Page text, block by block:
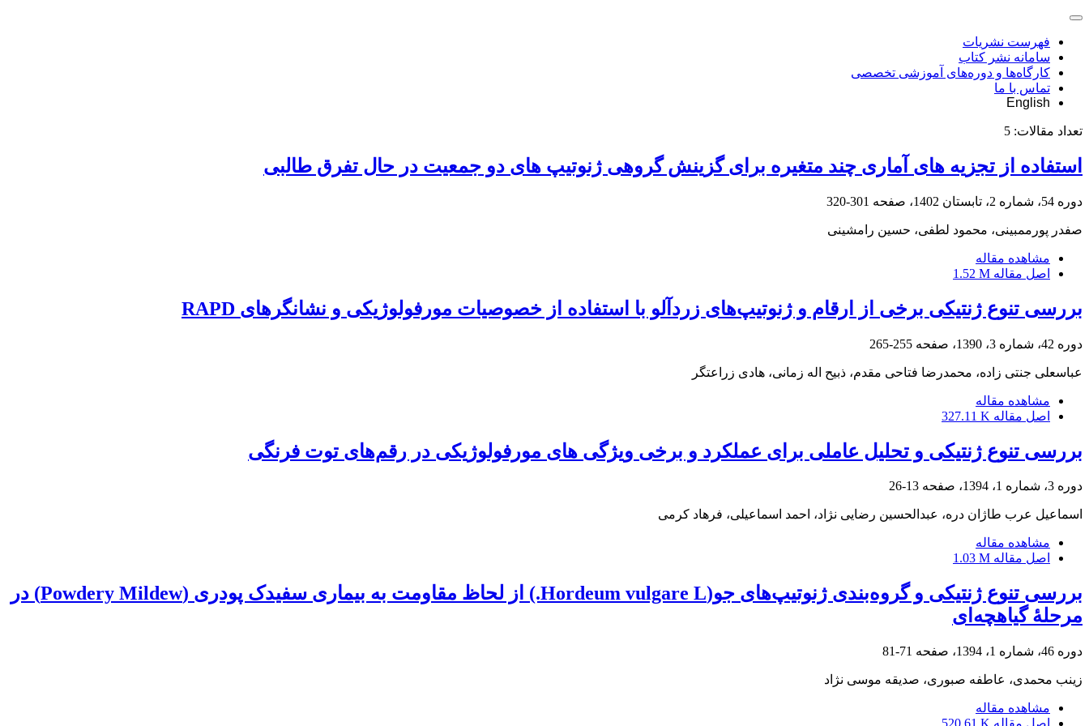
فهرست نشریات
سامانه نشر کتاب
کارگاه‌ها و دوره‌های آموزشی تخصصی
تماس با ما
English
تعداد مقالات: 5
استفاده از تجزیه های آماری چند متغیره برای گزینش گروهی ژنوتیپ های دو جمعیت در حال تفرق طالبی
دوره 54، شماره 2، تابستان 1402، صفحه 301-320
صفدر پورممبینی، محمود لطفی، حسین رامشینی
مشاهده مقاله
اصل مقاله 1.52 M
بررسی تنوع ژنتیکی برخی از ارقام و ژنوتیپ‌های زردآلو با استفاده از خصوصیات مورفولوژیکی و نشانگرهای RAPD
دوره 42، شماره 3، 1390، صفحه 255-265
عباسعلی جنتی زاده، محمدرضا فتاحی مقدم، ذبیح اله زمانی، هادی زراعتگر
مشاهده مقاله
اصل مقاله 327.11 K
بررسی تنوع ژنتیکی و تحلیل عاملی برای عملکرد و برخی ویژگی های مورفولوژیکی در رقم‌های توت فرنگی
دوره 3، شماره 1، 1394، صفحه 13-26
اسماعیل عرب طاژان دره، عبدالحسین رضایی نژاد، احمد اسماعیلی، فرهاد کرمی
مشاهده مقاله
اصل مقاله 1.03 M
بررسی تنوع ژنتیکی و گروه‌بندی ژنوتیپ‌های جو(Hordeum vulgare L.) از لحاظ مقاومت به بیماری سفیدک پودری (Powdery Mildew) در
مرحلۀ گیاهچه‌ای
دوره 46، شماره 1، 1394، صفحه 71-81
زینب محمدی، عاطفه صبوری، صدیقه موسی نژاد
مشاهده مقاله